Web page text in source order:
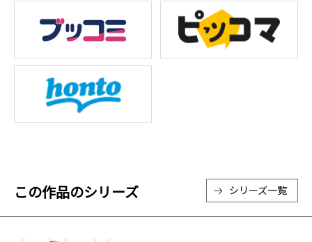
この作品のシリーズ シリーズ一覧